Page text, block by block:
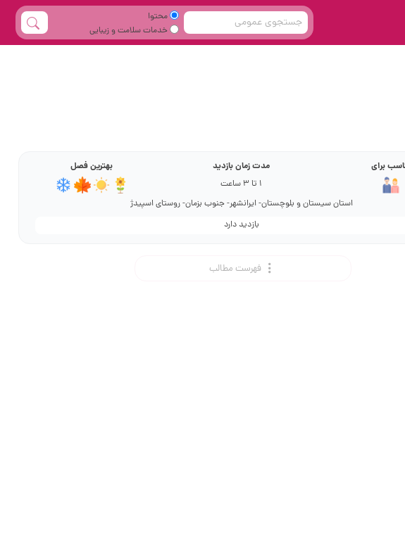
محتوا
خدمات سلامت و زیبایی
برای مدت زمان بازدید
1 تا ۳ ساعت
بهترین فصل
استان سیستان و بلوچستان- ایرانشهر- جنوب بزمان- روستای اسپیدژ
بازدید دارد
فهرست مطالب